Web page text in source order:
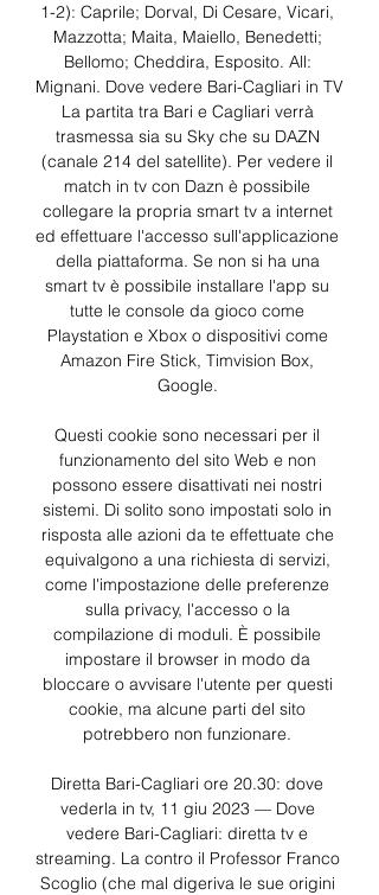
1-2): Caprile; Dorval, Di Cesare, Vicari,
Mazzotta; Maita, Maiello, Benedetti;
Bellomo; Cheddira, Esposito. All:
Mignani. Dove vedere Bari-Cagliari in TV
La partita tra Bari e Cagliari verrà
trasmessa sia su Sky che su DAZN
(canale 214 del satellite). Per vedere il
match in tv con Dazn è possibile
collegare la propria smart tv a internet
ed effettuare l'accesso sull'applicazione
della piattaforma. Se non si ha una
smart tv è possibile installare l'app su
tutte le console da gioco come
Playstation e Xbox o dispositivi come
Amazon Fire Stick, Timvision Box,
Google.
Questi cookie sono necessari per il
funzionamento del sito Web e non
possono essere disattivati ​​nei nostri
sistemi. Di solito sono impostati solo in
risposta alle azioni da te effettuate che
equivalgono a una richiesta di servizi,
come l'impostazione delle preferenze
sulla privacy, l'accesso o la
compilazione di moduli. È possibile
impostare il browser in modo da
bloccare o avvisare l'utente per questi
cookie, ma alcune parti del sito
potrebbero non funzionare.
Diretta Bari-Cagliari ore 20.30: dove
vederla in tv, 11 giu 2023 — Dove
vedere Bari-Cagliari: diretta tv e
streaming. La contro il Professor Franco
Scoglio (che mal digeriva le sue origini